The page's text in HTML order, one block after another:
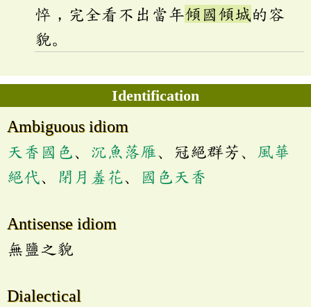
悴，完全看不出當年傾國傾城的容
貌。
Identification
Ambiguous idiom
天香國色、 沉魚落雁、冠絕群芳、
風華
絕代、 閉月羞花、 國色天香
Antisense idiom
無鹽之貌
Dialectical